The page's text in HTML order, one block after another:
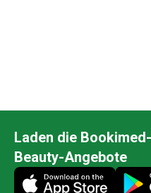
Laden die
Beauty-Angebote